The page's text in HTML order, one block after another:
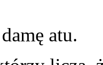
atu.